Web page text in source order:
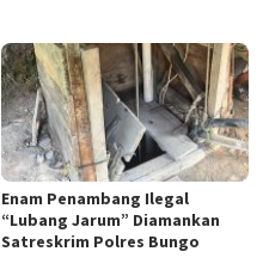
Enam Penambang Ilegal
“Lubang Jarum” Diamankan
Satreskrim Polres Bungo